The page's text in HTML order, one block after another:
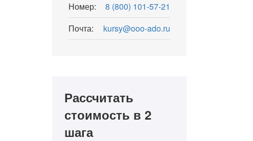
Номер:
8 (800) 101-57-21
Почта:
kursy@ooo-ado.ru
Рассчитать
стоимость в 2
шага